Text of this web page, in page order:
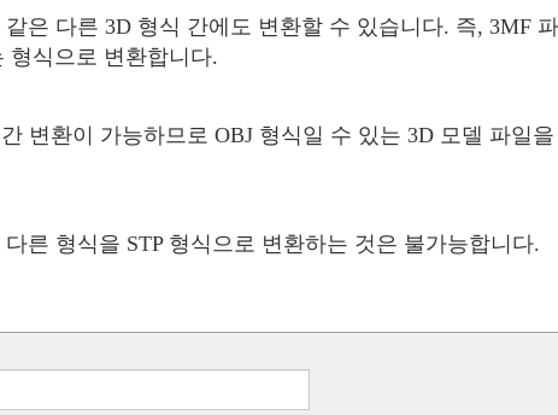
은 다른 3D 형식 간에도 변환할 수 있습니다. 즉, 3MF
형식으로 변환합니다.
변환이 가능하므로 OBJ 형식일 수 있는 3D 모델 파일
른 형식을 STP 형식으로 변환하는 것은 불가능합니다.